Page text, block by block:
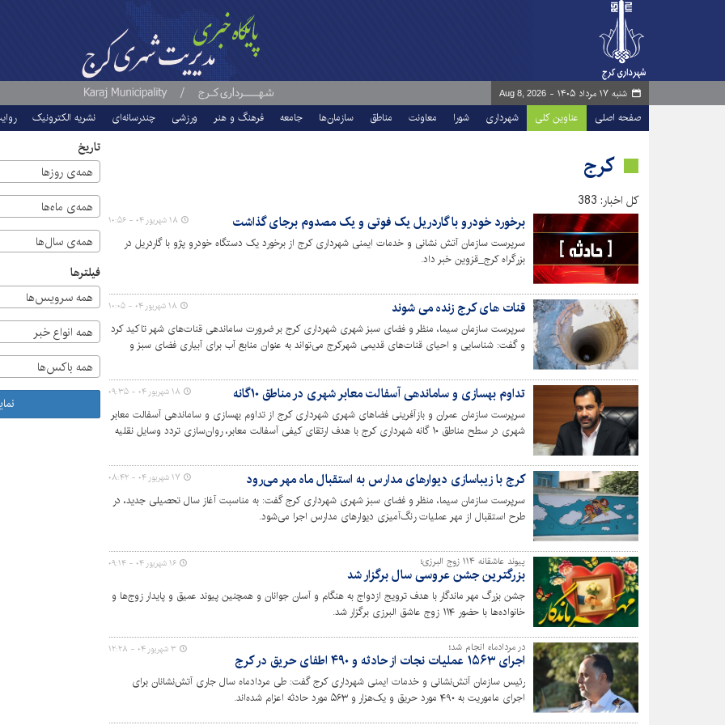
شنبه ۱۷ مرداد ۱۴۰۵ - Aug 8, 2026
صفحه اصلی عناوین کلی شهرداری شورا معاونت مناطق سازمان‌ها جامعه فرهنگ و هنر ورزشی چندرسانه‌ای نشریه الکترونیک
کرج
کل اخبار: 383
برخورد خودرو با گاردریل یک فوتی و یک مصدوم برجای گذاشت
سرپرست سازمان آتش نشانی و خدمات ایمنی شهرداری کرج از برخورد یک دستگاه خودرو پژو با گاردریل در
بزرگراه کرج_قزوین خبر داد.
۱۸ شهریور ۰۴ - ۱۰:۵۶
قنات های کرج زنده می شوند
سرپرست سازمان سیما، منظر و فضای سبز شهری شهرداری کرج بر ضرورت ساماندهی قنات‌های شهر تاکید کرد
و گفت: شناسایی و احیای قنات‌های قدیمی شهرکرج می‌تواند به عنوان منابع آب برای آبیاری فضای سبز و
۱۸ شهریور ۰۴ - ۱۰:۰۵
تداوم بهسازی و ساماندهی آسفالت معابر شهری در مناطق ۱۰‌گانه
سرپرست سازمان عمران و بازآفرینی فضاهای شهری شهرداری کرج از تداوم بهسازی و ساماندهی آسفالت معابر
شهری در سطح مناطق ۱۰ گانه شهرداری کرج با هدف ارتقای کیفی آسفالت معابر، روان‌سازی تردد وسایل نقلیه
۱۸ شهریور ۰۴ - ۰۹:۳۵
کرج با زیباسازی دیوارهای مدارس به استقبال ماه مهر می‌رود
سرپرست سازمان سیما، منظر و فضای سبز شهری شهرداری کرج گفت: به مناسبت آغاز سال تحصیلی جدید، در
طرح استقبال از مهر عملیات رنگ‌آمیزی دیوارهای مدارس اجرا می‌شود.
۱۷ شهریور ۰۴ - ۰۸:۴۲
پیوند عاشقانه ۱۱۴ زوج البرزی؛
بزرگترین جشن عروسی سال برگزار شد
جشن بزرگ مهر ماندگار با هدف ترویج ازدواج به هنگام و آسان جوانان و همچنین پیوند عمیق و پایدار زوج‌ها و
خانواده‌ها با حضور ۱۱۴ زوج عاشق البرزی برگزار شد.
۱۶ شهریور ۰۴ - ۰۹:۱۴
در مردادماه انجام شد؛
اجرای ۱۵۶۳ عملیات نجات از حادثه و ۴۹۰ اطفای حریق در کرج
رئیس سازمان آتش‌نشانی و خدمات ایمنی شهرداری کرج گفت: طی مردادماه سال جاری آتش‌نشانان برای
اجرای ماموریت به ۴۹۰ مورد حریق و یک‌هزار و ۵۶۳ مورد حادثه اعزام شده‌اند.
۳ شهریور ۰۴ - ۱۲:۲۸
تاریخ
همه‌ی روزها
همه‌ی ماه‌ها
همه‌ی سال‌ها
فیلترها
همه سرویس‌ها
همه انواع خبر
همه باکس‌ها